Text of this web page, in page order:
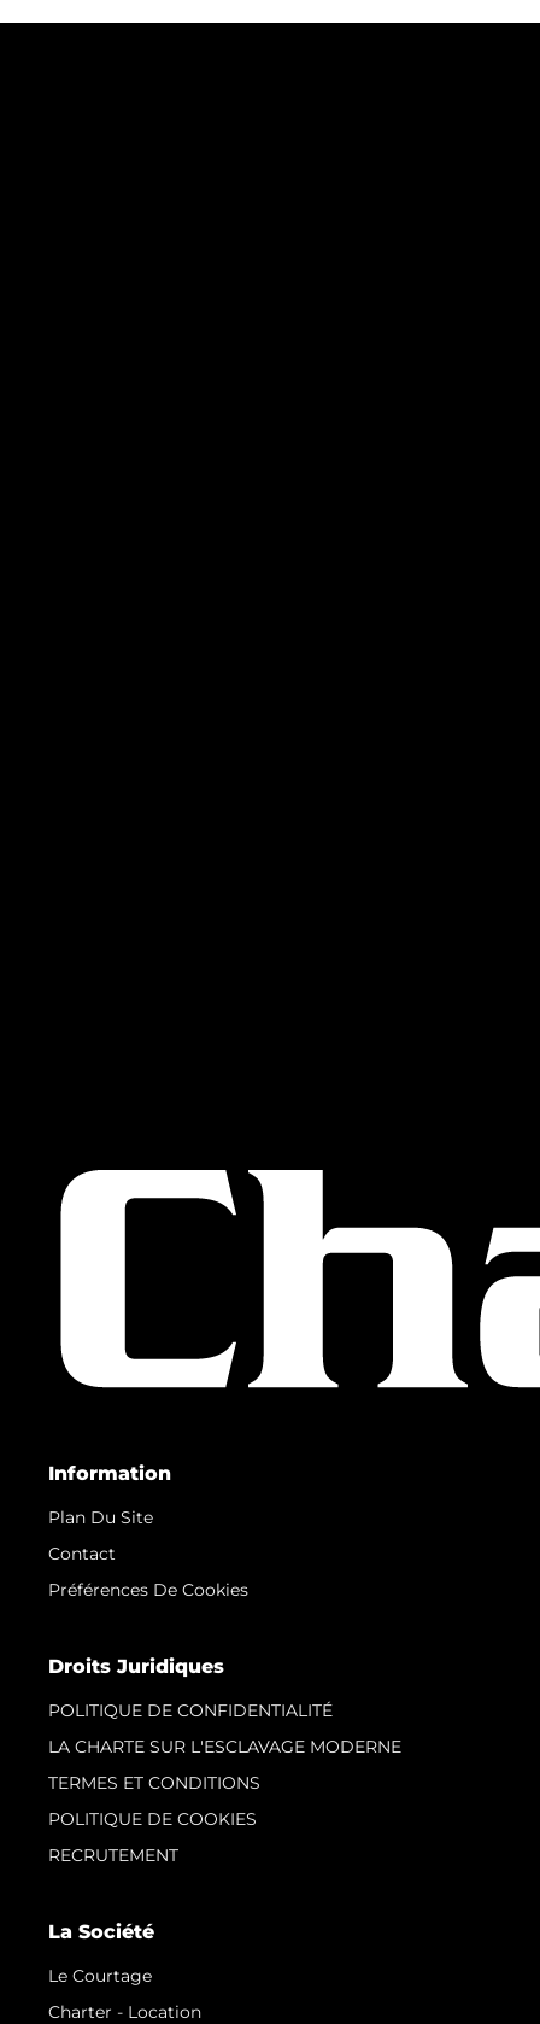
Information
Plan Du Site
Contact
Préférences De Cookies
Droits Juridiques
POLITIQUE DE CONFIDENTIALITÉ
LA CHARTE SUR L'ESCLAVAGE MODERNE
TERMES ET CONDITIONS
POLITIQUE DE COOKIES
RECRUTEMENT
La Société
Le Courtage
Charter - Location